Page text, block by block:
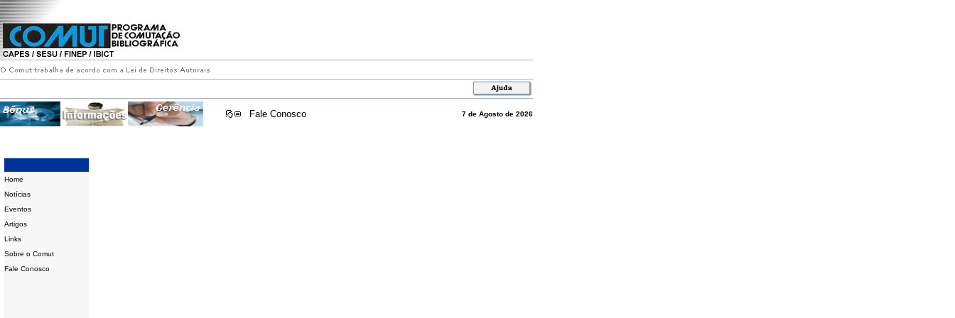
Fale Conosco 7 de Agosto de 2026
Home
Notícias
Eventos
Artigos
Links
Sobre o Comut
Fale Conosco